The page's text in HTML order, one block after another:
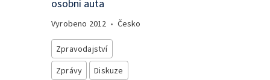
osobní auta
Vyrobeno 2012 • Česko
Zpravodajství
Zprávy
Diskuze